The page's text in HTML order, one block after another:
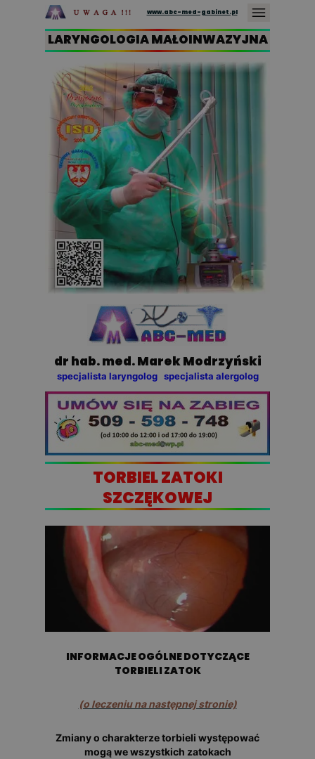
www.abc-med-gabinet.pl
TORBIEL ZATOKI
SZCZĘKOWEJ
LARYNGOLOGIA MAŁOINWAZYJNA
specjalista laryngolog specjalista alergolog
dr hab. med. Marek Modrzyński
INFORMACJE OGÓLNE DOTYCZĄCE
TORBIELI ZATOK
(o leczeniu na następnej stronie)
Zmiany o charakterze torbieli występować
mogą we wszystkich zatokach